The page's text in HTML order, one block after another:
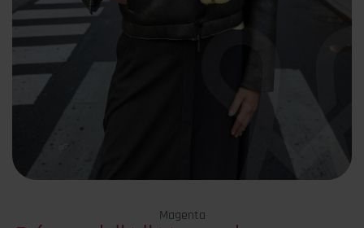
Magenta